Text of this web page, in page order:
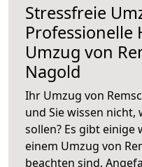
Stressfreie
Umzug von
Nagold
Ihr Umzug von
und Sie wissen nicht,
sollen? Es gibt einige
einem Umzug von
beachten sind.